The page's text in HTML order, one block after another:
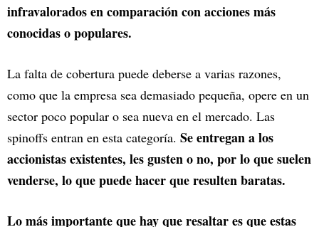
infravalorados en comparación con acciones más
conocidas o populares.
La falta de cobertura puede deberse a varias razones,
como que la empresa sea demasiado pequeña, opere en un
sector poco popular o sea nueva en el mercado. Las
spinoffs entran en esta categoría. Se entregan a los
accionistas existentes, les gusten o no, por lo que suelen
venderse, lo que puede hacer que resulten baratas.
Lo más importante que hay que resaltar es que estas